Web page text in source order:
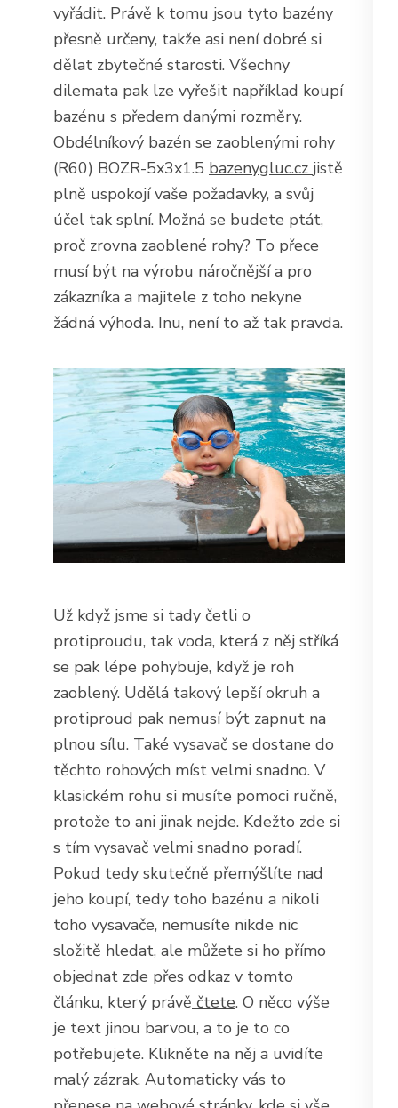
vyřádit. Právě k tomu jsou tyto bazény
přesně určeny, takže asi není dobré si
dělat zbytečné starosti. Všechny
dilemata pak lze vyřešit například koupí
bazénu s předem danými rozměry.
Obdélníkový bazén se zaoblenými rohy
(R60) BOZR-5x3x1.5 bazenygluc.cz jistě
plně uspokojí vaše požadavky, a svůj
účel tak splní. Možná se budete ptát,
proč zrovna zaoblené rohy? To přece
musí být na výrobu náročnější a pro
zákazníka a majitele z toho nekyne
žádná výhoda. Inu, není to až tak pravda.
Už když jsme si tady četli o
protiproudu, tak voda, která z něj stříká
se pak lépe pohybuje, když je roh
zaoblený. Udělá takový lepší okruh a
protiproud pak nemusí být zapnut na
plnou sílu. Také vysavač se dostane do
těchto rohových míst velmi snadno. V
klasickém rohu si musíte pomoci ručně,
protože to ani jinak nejde. Kdežto zde si
s tím vysavač velmi snadno poradí.
Pokud tedy skutečně přemýšlíte nad
jeho koupí, tedy toho bazénu a nikoli
toho vysavače, nemusíte nikde nic
složitě hledat, ale můžete si ho přímo
objednat zde přes odkaz v tomto
článku, který právě čtete. O něco výše
je text jinou barvou, a to je to co
potřebujete. Klikněte na něj a uvidíte
malý zázrak. Automaticky vás to